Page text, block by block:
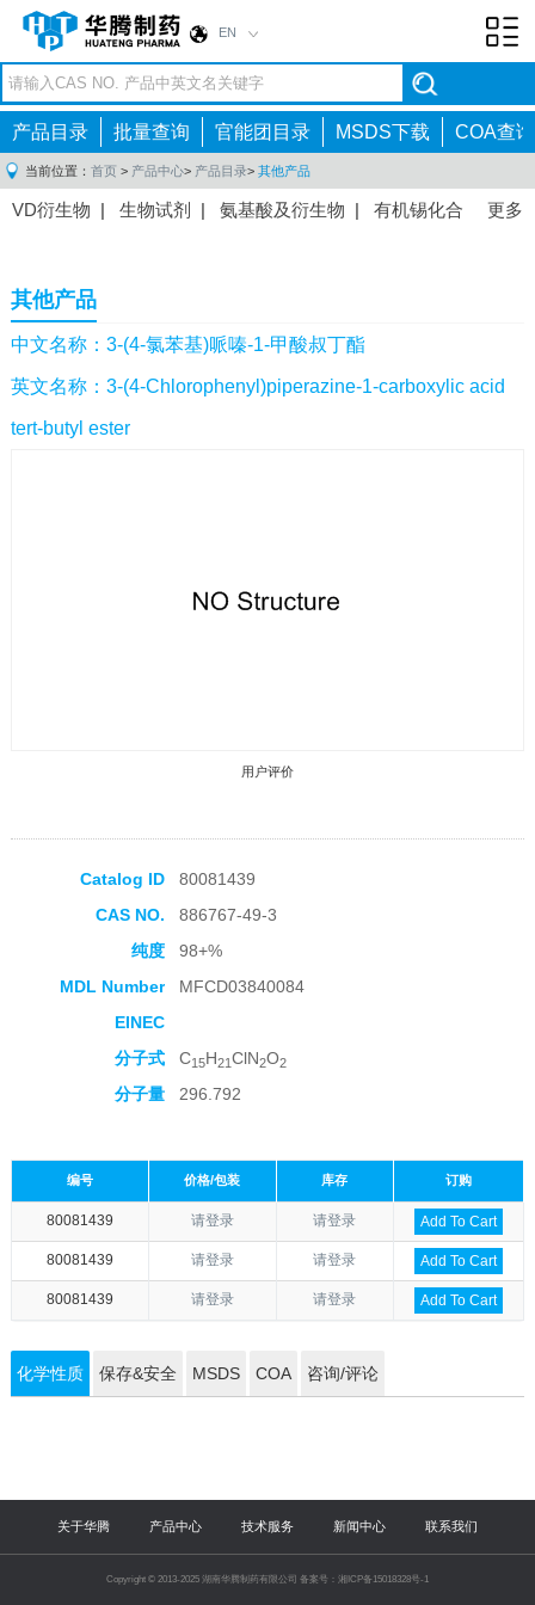
EN
产品目录 批量查询 官能团目录 MSDS下载 COA查询
当前位置： 首页 > 产品中心> 产品目录> 其他产品
更多
VD衍生物 | 生物试剂 | 氨基酸及衍生物 | 有机锡化合
间体|抗高血压药物中间体
感染药物中间体
体 |抗精神病药物中间体| 抗炎药物中间体
药中间体|其他原料药中间体|
其他产品
中文名称：3-(4-氯苯基)哌嗪-1-甲酸叔丁酯
英文名称：3-(4-Chlorophenyl)piperazine-1-carboxylic acid
tert-butyl ester
用户评价
Catalog ID
80081439
CAS NO.
886767-49-3
纯度
98+%
MDL Number
MFCD03840084
EINEC
分子式
C15H21ClN2O2
分子量 296.792
编号 价格/包装 库存 订购
80081439 请登录 请登录 Add To Cart
80081439 请登录 请登录 Add To Cart
80081439 请登录 请登录 Add To Cart
化学性质 保存&安全 MSDS COA 咨询/评论
关于华腾 产品中心 技术服务 新闻中心 联系我们
Copyright © 2013-2025 湖南华腾制药有限公司 备案号：湘ICP备15018328号-1